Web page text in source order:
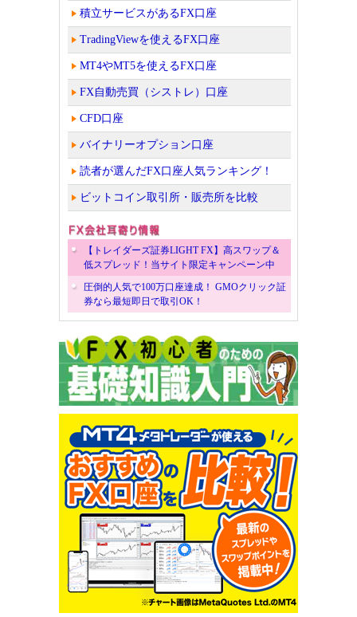
積立サービスがあるFX口座
TradingViewを使えるFX口座
MT4やMT5を使えるFX口座
FX自動売買（シストレ）口座
CFD口座
バイナリーオプション口座
読者が選んだFX口座人気ランキング！
ビットコイン取引所・販売所を比較
【トレイダーズ証券LIGHT FX】高スワップ＆
低スプレッド！当サイト限定キャンペーン中
圧倒的人気で100万口座達成！ GMOクリック証
券なら最短即日で取引OK！